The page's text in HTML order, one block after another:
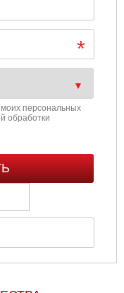
персональных
обработки